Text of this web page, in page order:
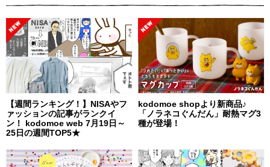
【週間ランキング！】NISAやフ
ァッションの記事がランクイ
ン！ kodomoe web 7月19日～
25日の週間TOP5★
kodomoe shopより新商品♪
「ノラネコぐんだん」耐熱マグ3
種が登場！